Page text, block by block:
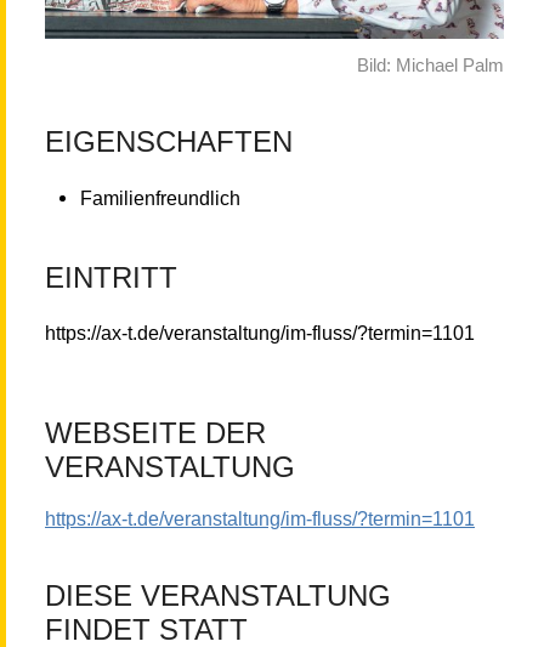
Bild: Michael Palm
EIGENSCHAFTEN
Familienfreundlich
EINTRITT
https://ax-t.de/veranstaltung/im-fluss/?termin=1101
WEBSEITE DER
VERANSTALTUNG
https://ax-t.de/veranstaltung/im-fluss/?termin=1101
DIESE VERANSTALTUNG
FINDET STATT